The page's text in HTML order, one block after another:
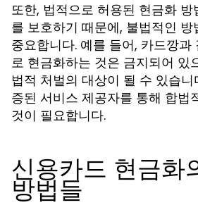
또한, 법적으로 허용된 현금화
를 보호하기 때문에, 불법적인 방
중요합니다. 예를 들어, 카드깡과
로 현금화하는 것은 금지되어 있
법적 처벌의 대상이 될 수 있습니
증된 서비스 제공자를 통해 합법
것이 필요합니다.
신용카드 현금화
방법들